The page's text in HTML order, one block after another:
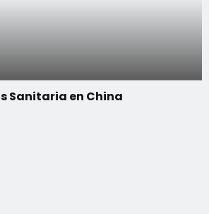
Sanitaria en China